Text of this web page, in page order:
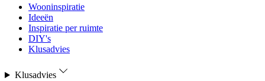
Wooninspiratie
Ideeën
Inspiratie per ruimte
DIY's
Klusadvies
Klusadvies